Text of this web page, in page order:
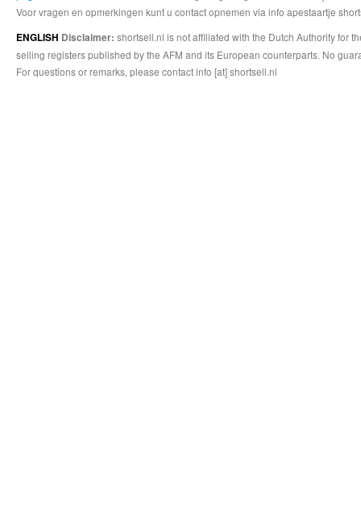
Voor vragen en opmerkingen kunt u contact opnemen via info apestaartje
ENGLISH Disclaimer: shortsell.nl is not affiliated with the Dutch Authority for
selling registers published by the AFM and its European counterparts. No
For questions or remarks, please contact info [at] shortsell.nl